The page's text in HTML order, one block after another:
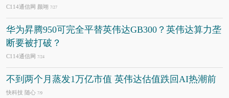
C114通信网 颜翊 7/27
华为昇腾950可完全平替英伟达GB300？英伟达算力垄
断要被打破？
C114通信网 7/24
不到两个月蒸发1万亿市值 英伟达估值跌回AI热潮前
快科技 随心 7/9